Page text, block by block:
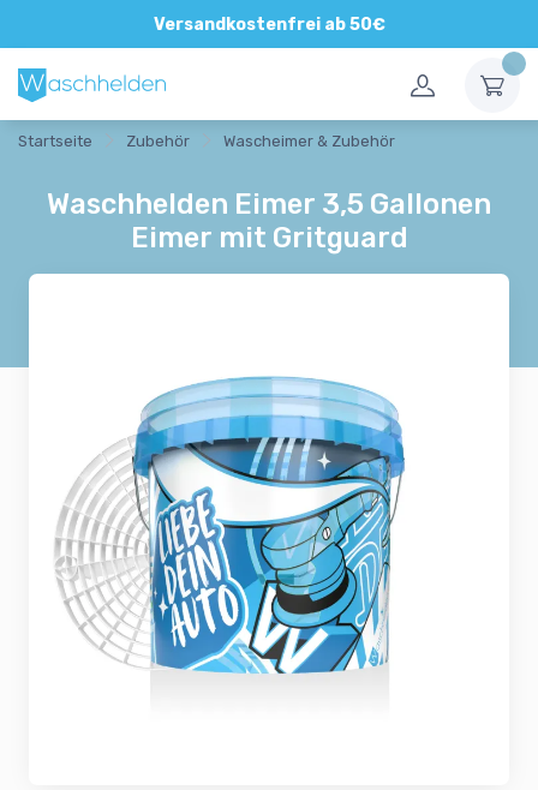
Versandkostenfrei ab 50€
Direkte und persönliche Beratung
Startseite Zubehör Wascheimer & Zubehör
Waschhelden Eimer 3,5 Gallonen
Eimer mit Gritguard